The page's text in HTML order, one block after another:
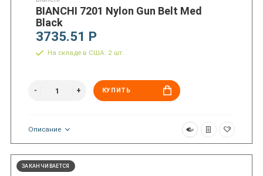
BIANCHI 7201 Nylon Gun Belt Med
Black
3735.51 Р
На складе в США: 2 шт.
КУПИТЬ
Описание
ЗАКАНЧИВАЕТСЯ